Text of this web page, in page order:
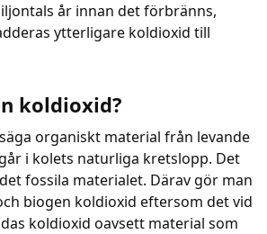
år innan det förbränns,
ytterligare koldioxid till
koldioxid?
organiskt material från levande
i kolets naturliga kretslopp. Det
fossila materialet. Därav gör man
biogen koldioxid eftersom det vid
koldioxid oavsett material som